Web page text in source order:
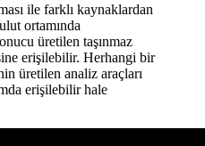
ile farklı kaynaklardan
ortamında
üretilen taşınmaz
erişilebilir. Herhangi bir
üretilen analiz araçları
erişilebilir hale